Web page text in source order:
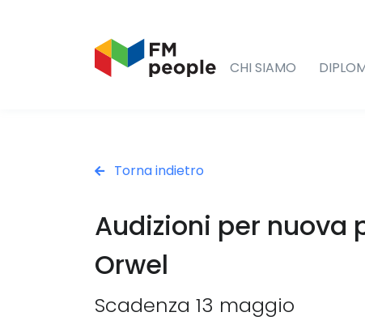
CHI SIAMO
Torna indietro
Audizioni per nuova
Orwel
Scadenza 13 maggio